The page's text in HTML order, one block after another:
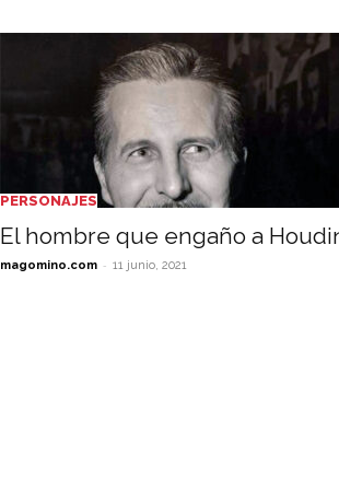
PERSONAJES
El hombre que engaño a
magomino.com - 11 junio, 2021